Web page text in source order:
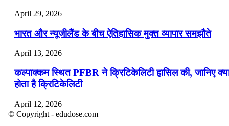
April 29, 2026
भारत और न्यूजीलैंड के बीच ऐतिहासिक मुक्त व्यापार समझौते
April 13, 2026
कल्पाक्कम स्थित PFBR ने क्रिटिकेलिटी हासिल की, जानिए
होता है क्रिटिकेलिटी
April 12, 2026
© Copyright - edudose.com